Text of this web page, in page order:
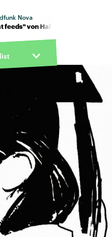
Nova
x Amy Lee · "Hand that